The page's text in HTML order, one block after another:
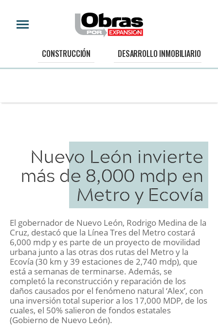
CONSTRUCCIÓN DESARROLLO INMOBILIARIO
Nuevo León invierte
más de 8,000 mdp en
Metro y Ecovía
El gobernador de Nuevo León, Rodrigo Medina de la
Cruz, destacó que la Línea Tres del Metro costará
6,000 mdp y es parte de un proyecto de movilidad
urbana junto a las otras dos rutas del Metro y la
Ecovía (30 km y 39 estaciones de 2,740 mdp), que
está a semanas de terminarse. Además, se
completó la reconstrucción y reparación de los
daños causados por el fenómeno natural ‘Alex’, con
una inversión total superior a los 17,000 MDP, de los
cuales, el 50% salieron de fondos estatales
(Gobierno de Nuevo León).